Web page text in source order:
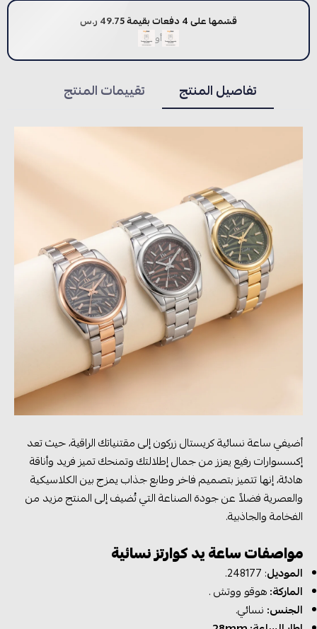
قسّمها على 4 دفعات بقيمة 49.75 ر.س
أو
تفاصيل المنتج تقييمات المنتج
أضيفي ساعة نسائية كريستال زركون إلى مقتنياتك الراقية، حيث تعد
إكسسوارات رفيع يعزز من جمال إطلالتك وتمنحك تميز فريد وأناقة
هادئة، إنها تتميز بتصميم فاخر وطابع جذاب يمزج بين الكلاسيكية
والعصرية فضلاً عن جودة الصناعة التي تُضيف إلى المنتج مزيد من
الفخامة والجاذبية.
مواصفات ساعة يد كوارتز نسائية
الموديل: 248177.
الماركة:هوقو ووتش .
الجنس: نسائي.